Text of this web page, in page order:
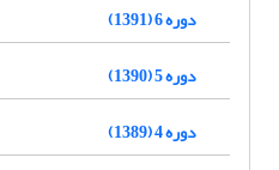
دوره 6 (1391)
دوره 5 (1390)
دوره 4 (1389)